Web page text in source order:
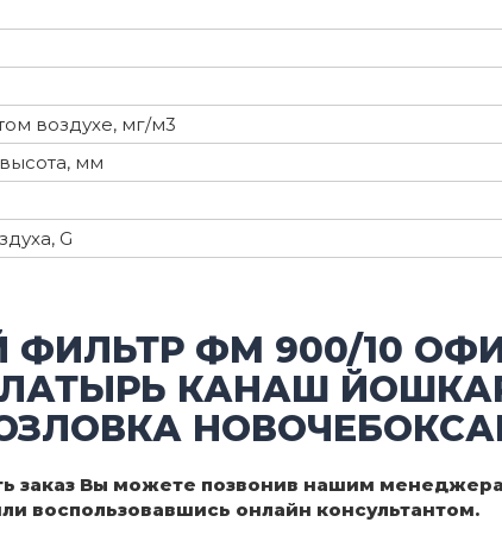
воздухе, мг/м3
мм
G
ФМ 900/10
КАНАШ
заказ Вы можете позвонив нашим
воспользовавшись онлайн консультантом.